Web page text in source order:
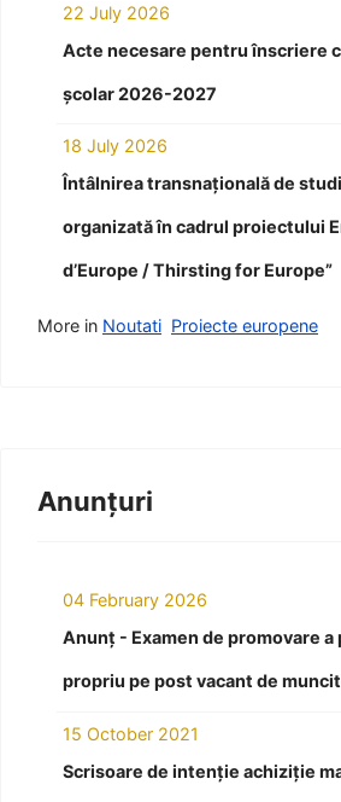
22 July 2026
Acte necesare pentru înscriere
școlar 2026-2027
18 July 2026
Întâlnirea transnațională de
organizată în cadrul proiectului
d’Europe / Thirsting for Europe”
More in Noutati Proiecte europene
Anunțuri
04 February 2026
Anunț - Examen de promovare a
propriu pe post vacant de
15 October 2021
Scrisoare de intenție achiziție